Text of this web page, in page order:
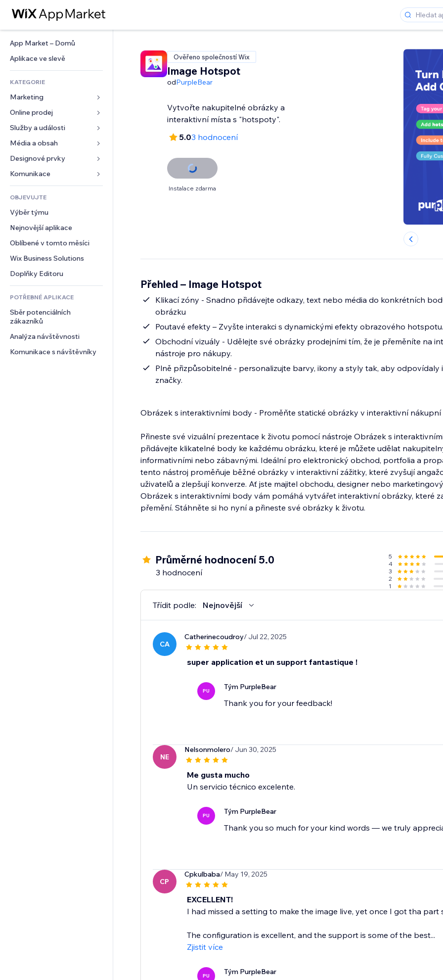
App Market – Domů
Aplikace ve slevě
KATEGORIE
Marketing
Reklamy
Mobilní zařízení
Analytika
Výpisy webu
E‑mail
Online prodej
Aplikace pro obchody
Doprava a doručení
Tlačítka pro prodej
Účetnictví
Kupóny a věrnostní programy
Skladování
Jídlo a nápoje
Služby a události
Ubytování
Události
Restaurace
Nemovitosti
Rezervace
Média a obsah
Galerie
Hudba
Podcasty
Fotografie
Video
PDF
Sdílení souborů
Novinky
Designové prvky
Mapy a navigace
Soukromí a bezpečnost
Hodiny
Šablony stránek
Efekty pro obrázky
Tlačítka a nabídky
Bannery a odznaky
Kalkulačky
Vyhledávání
Počasí
Tabulky a grafy
Formuláře
Ankety
Chat
Komentáře
Telefon
Komunita
Reference a recenze
CRM
OBJEVUJTE
Výběr týmu
Nejnovější aplikace
Oblíbené v tomto měsíci
Wix Business Solutions
Doplňky Editoru
POTŘEBNÉ APLIKACE
Sběr potenciálních
zákazníků
Analýza návštěvnosti
Komunikace s návštěvníky
Ověřeno společností Wix
Image Hotspot
odPurpleBear
Vytvořte nakupitelné obrázky a
interaktivní místa s "hotspoty".
5.03 hodnocení
Instalace zdarma
Přehled – Image Hotspot
Klikací zóny - Snadno přidávejte odkazy, text nebo média do konkrétních
obrázku
Poutavé efekty – Zvyšte interakci s dynamickými efekty obrazového hotspotu.
Obchodní vizuály - Udělejte své obrázky prodejními tím, že je přeměníte na
nástroje pro nákupy.
Plně přizpůsobitelné - personalizujte barvy, ikony a styly tak, aby odpovídaly
značky.
Obrázek s interaktivními body - Proměňte statické obrázky v interaktivní nákupní
Přineste své vizuální prezentace k životu pomocí nástroje Obrázek s
přidávejte klikatelné body ke každému obrázku, které je můžete udělat
informativními nebo zábavnými. Ideální pro elektronický obchod, portfolia a
tento nástroj proměňuje běžné obrázky v interaktivní zážitky, které zvyšují
uživatelů a zlepšují konverze. Ať jste majitel obchodu, designer nebo
Obrázek s interaktivními body vám pomáhá vytvářet interaktivní obrázky, které
přemění. Stáhněte si ho nyní a přineste své obrázky k životu.
Průměrné hodnocení 5.0
3 hodnocení
5
4
3
2
1
Třídit podle: Nejnovější
CA
Catherinecoudroy/ Jul 22, 2025
super application et un support fantastique !
PU Tým PurpleBear
Thank you for your feedback!
NE
Nelsonmolero/ Jun 30, 2025
Me gusta mucho
Un servicio técnico excelente.
PU Tým PurpleBear
Thank you so much for your kind words — we truly
CP
Cpkulbaba/ May 19, 2025
EXCELLENT!
I had missed a setting to make the image live, yet once I got tha part
The configuration is excellent, and the support is some of the best...
Zjistit více
PU Tým PurpleBear